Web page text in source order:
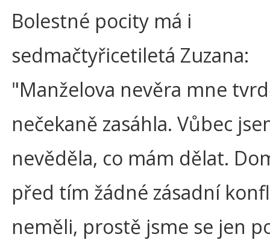
Bolestné pocity má i
sedmačtyřicetiletá Zuzana:
"Manželova nevěra mne
nečekaně zasáhla. Vůbec
nevěděla, co mám dělat.
před tím žádné zásadní
neměli, prostě jsme se jen